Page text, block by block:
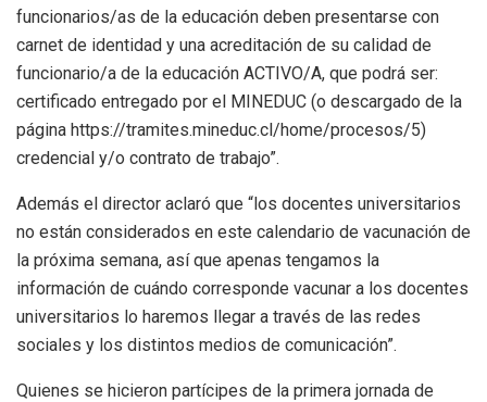
funcionarios/as de la educación deben presentarse con
carnet de identidad y una acreditación de su calidad de
funcionario/a de la educación ACTIVO/A, que podrá ser:
certificado entregado por el MINEDUC (o descargado de la
página https://tramites.mineduc.cl/home/procesos/5)
credencial y/o contrato de trabajo”.
Además el director aclaró que “los docentes universitarios
no están considerados en este calendario de vacunación de
la próxima semana, así que apenas tengamos la
información de cuándo corresponde vacunar a los docentes
universitarios lo haremos llegar a través de las redes
sociales y los distintos medios de comunicación”.
Quienes se hicieron partícipes de la primera jornada de